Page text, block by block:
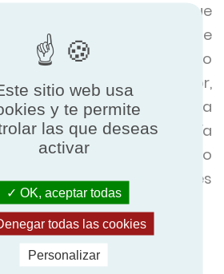
más energía de la que
pasaría a llamarse
Por último, si un edificio no
energía del exterior,
a llamarse casa
autosuficiente. La energía
construcción de la casa no
para las especificaciones
energéticos.
sitio web usa
y te permite
las que deseas
activar
OK, aceptar todas
todas las cookies
Personalizar